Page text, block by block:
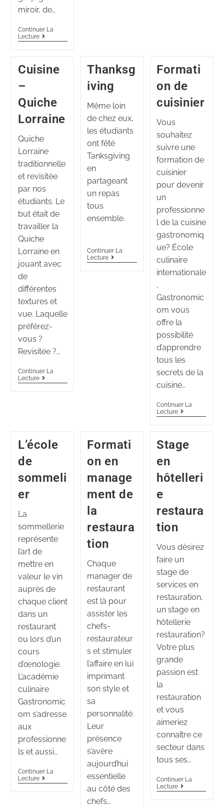
miroir, de…
Continuer La
Lecture
Cuisine
–
Quiche
Lorraine
Quiche
Lorraine
traditionnelle
et revisitée
par nos
étudiants. Le
but était de
travailler la
Quiche
Lorraine en
jouant avec
de
différentes
textures et
vue. Laquelle
préférez-
vous ?
Revisitée ?…
Continuer La
Lecture
Thanksg
iving
Même loin
de chez eux,
les étudiants
ont fêté
Tanksgiving
en
partageant
un repas
tous
ensemble.
Continuer La
Lecture
Formati
on de
cuisinier
Vous
souhaitez
suivre une
formation de
cuisinier
pour devenir
un
professionne
l de la cuisine
gastronomiq
ue? École
culinaire
internationale
,
Gastronomic
om vous
offre la
possibilité
d’apprendre
tous les
secrets de la
cuisine…
Continuer La
Lecture
L’école
de
sommeli
er
La
sommellerie
représente
l’art de
mettre en
valeur le vin
auprès de
chaque client
dans un
restaurant
ou lors d’un
cours
d’œnologie.
L’académie
culinaire
Gastronomic
om s’adresse
aux
professionne
ls et aussi…
Continuer La
Lecture
Formati
on en
manage
ment de
la
restaura
tion
Chaque
manager de
restaurant
est là pour
assister les
chefs-
restaurateur
s et stimuler
l’affaire en lui
imprimant
son style et
sa
personnalité.
Leur
présence
s’avère
aujourd’hui
essentielle
au côté des
chefs…
Stage
en
hôtelleri
e
restaura
tion
Vous désirez
faire un
stage de
services en
restauration,
un stage en
hôtellerie
restauration?
Votre plus
grande
passion est
la
restauration
et vous
aimeriez
connaître ce
secteur dans
tous ses…
Continuer La
Lecture